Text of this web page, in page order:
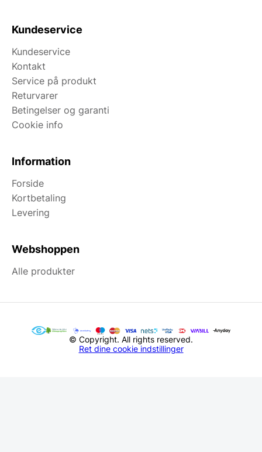
Kundeservice
Kundeservice
Kontakt
Service på produkt
Returvarer
Betingelser og garanti
Cookie info
Information
Forside
Kortbetaling
Levering
Webshoppen
Alle produkter
© Copyright. All rights reserved.
Ret dine cookie indstillinger